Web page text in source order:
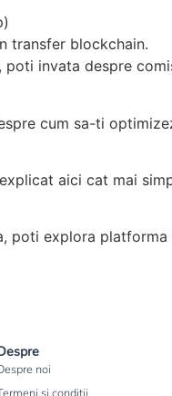
transfer blockchain.
invata despre
cum sa-ti
aici cat mai
poti explora platforma
noi